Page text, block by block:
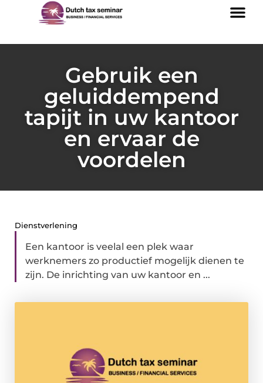
Gebruik een
geluiddempend
tapijt in uw kantoor
en ervaar de
voordelen
Dienstverlening
Een kantoor is veelal een plek waar
werknemers zo productief mogelijk dienen te
zijn. De inrichting van uw kantoor en ...